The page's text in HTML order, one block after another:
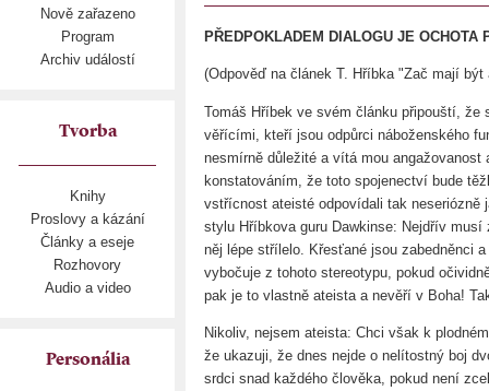
Nově zařazeno
Program
Archiv událostí
Tvorba
Knihy
Proslovy a kázání
Články a eseje
Rozhovory
Audio a video
Personália
PŘEDPOKLADEM DIALOGU JE OCHOTA
(Odpověď na článek T. Hříbka "Zač mají
Tomáš Hříbek ve svém článku připouští, že
věřícími, kteří jsou odpůrci náboženského
nesmírně důležité a vítá mou
konstatováním, že toto spojenectví bude
vstřícnost ateisté odpovídali tak neseriózně
stylu Hříbkova guru Dawkinse: Nejdřív
něj lépe střílelo. Křesťané jsou zabedněnci
vybočuje z tohoto stereotypu, pokud
pak je to vlastně ateista a nevěří v Boha!
Nikoliv, nejsem ateista: Chci však k
že ukazuji, že dnes nejde o nelítostný boj
srdci snad každého člověka, pokud není